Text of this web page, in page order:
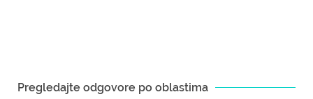
Pregledajte odgovore po oblastima